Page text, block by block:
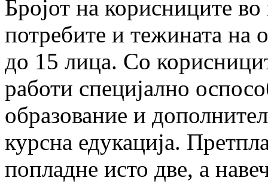
Бројот на корисниците
потребите и тежината на
до 15 лица. Со
работи специјално
образование и
курсна едукација.
попладне исто две, а